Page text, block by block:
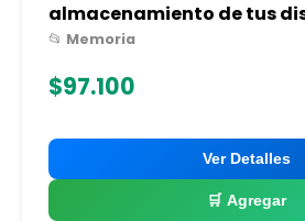
almacenamiento de tus
📂 Memoria
$97.100
Ver Detalles
🛒 Agregar